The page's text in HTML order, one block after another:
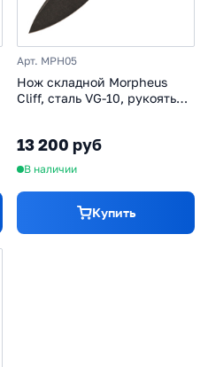
Арт. MPH05
Нож складной Morpheus
Cliff, сталь VG-10, рукоять
13 200 руб
В наличии
Купить